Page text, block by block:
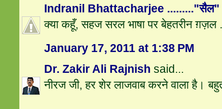
Indranil Bhattacharjee ........."सैल"
क्या कहूँ, सहज सरल भाषा पर बेहतरीन ग़ज़ल
January 17, 2011 at 1:38 PM
Dr. Zakir Ali Rajnish said...
नीरज जी, हर शेर लाजवाब करने वाला है।